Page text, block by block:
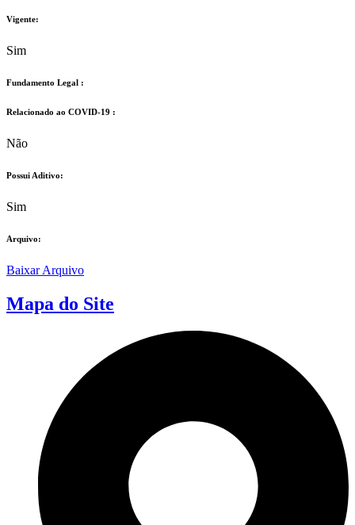
Vigente:
Sim
Fundamento Legal :​
Relacionado ao COVID-19 :​
Não
Possui Aditivo:​
Sim
Arquivo:
Baixar Arquivo
Mapa do Site